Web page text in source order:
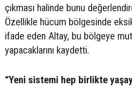
çıkması halinde bunu
Özellikle hücum bölgesinde
ifade eden Altay, bu bölgeye
yapacaklarını kaydetti.
“Yeni sistemi hep birlikte